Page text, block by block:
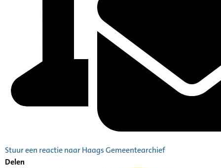
Stuur een reactie naar Haags Gemeentearchief
Delen